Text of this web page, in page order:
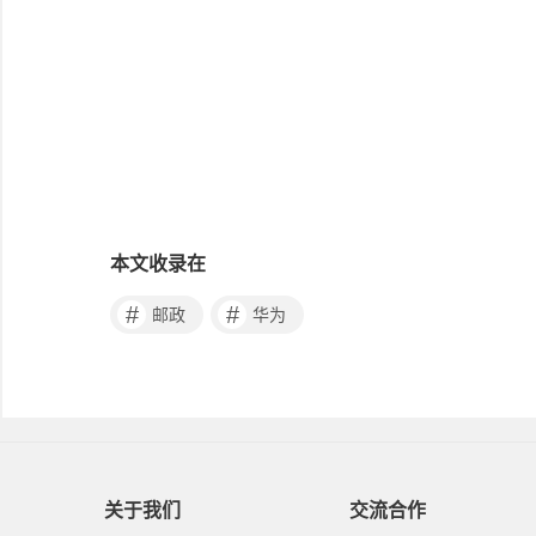
本文收录在
# 邮政 # 华为
关于我们 交流合作